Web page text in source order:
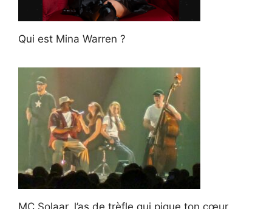
Qui est Mina Warren ?